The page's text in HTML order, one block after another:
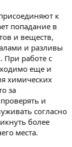
к
попадание в
и веществ,
и разливы
При работе с
еще и
химических
за
и
согласно
более
места.